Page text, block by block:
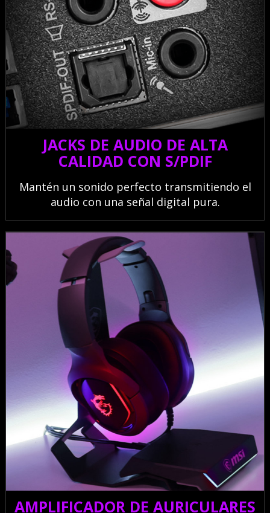
JACKS DE AUDIO DE ALTA
CALIDAD CON S/PDIF
Mantén un sonido perfecto transmitiendo el
audio con una señal digital pura.
AMPLIFICADOR DE AURICULARES